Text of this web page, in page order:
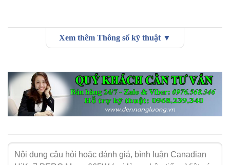
Xem thêm Thông số kỹ thuật ▼